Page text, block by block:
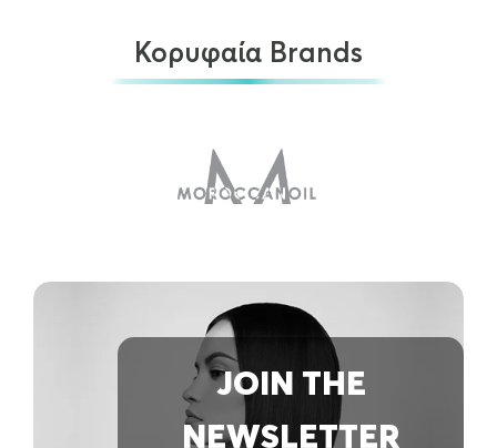
Aesop A Rose By Any Other…
Κορυφαία Brands
JOIN THE
NEWSLETTER